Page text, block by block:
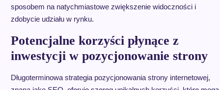
sposobem na natychmiastowe zwiększenie widoczności i
zdobycie udziału w rynku.
Potencjalne korzyści płynące z
inwestycji w pozycjonowanie strony
Długoterminowa strategia pozycjonowania strony internetowej,